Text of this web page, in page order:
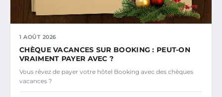
1 AOÛT 2026
CHÈQUE VACANCES SUR BOOKING : PEUT-ON
VRAIMENT PAYER AVEC ?
Vous rêvez de payer votre hôtel Booking avec des chèques
vacances ?